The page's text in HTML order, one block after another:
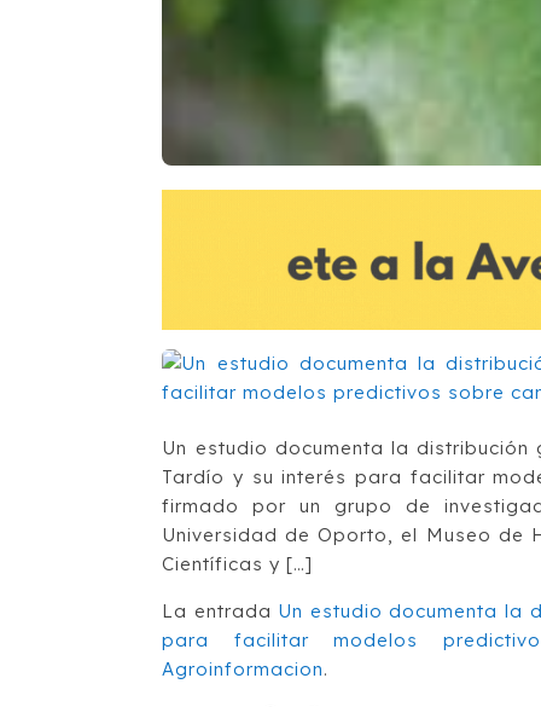
Un estudio documenta la
Tardío y su interés para facilitar
firmado por un grupo de
Universidad de Oporto, el Museo de
Científicas y […]
La entrada Un estudio documenta la
para facilitar modelos
Agroinformacion.